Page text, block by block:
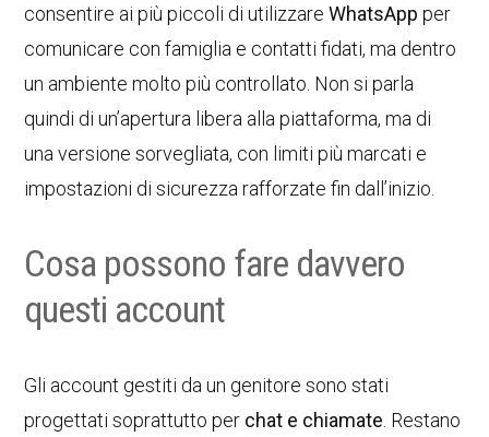
consentire ai più piccoli di utilizzareWhatsApp per
comunicare con famiglia e contatti fidati, ma dentro
un ambiente molto più controllato. Non si parla
quindi di un’apertura libera alla piattaforma, ma di
una versione sorvegliata, con limiti più marcati e
impostazioni di sicurezza rafforzate fin dall’inizio.
Cosa possono fare davvero
questi account
Gli account gestiti da un genitore sono stati
progettati soprattutto per chat e chiamate . Restano